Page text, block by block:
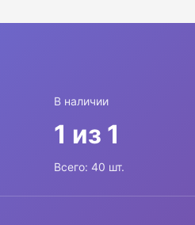
В наличии
1 из 1
Всего: 40 шт.